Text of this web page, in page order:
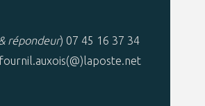
répondeur) 07 45 16 37 34
fournil.auxois(@)laposte.net